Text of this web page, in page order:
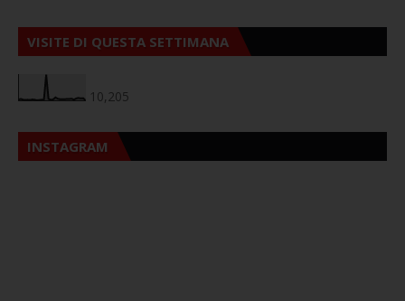
VISITE DI QUESTA SETTIMANA
10,205
INSTAGRAM